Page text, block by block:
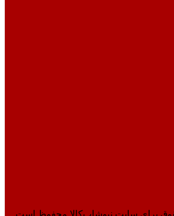
حقوق برای سایت نیوشاپ‌کالا محفوظ است.